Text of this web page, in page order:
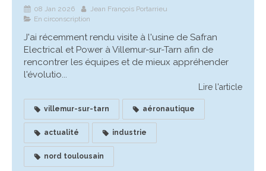
08 Jan 2026
Jean François Portarrieu
En circonscription
J'ai récemment rendu visite à l'usine de Safran
Electrical et Power à Villemur-sur-Tarn afin de
rencontrer les équipes et de mieux appréhender
l'évolutio...
Lire l'article
villemur-sur-tarn aéronautique
actualité industrie
nord toulousain